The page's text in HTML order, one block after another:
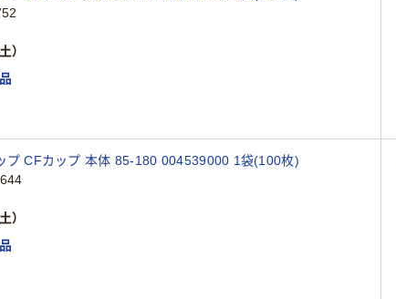
）
プ CFカップ 本体 85-180 004539000 1袋(100枚)
）